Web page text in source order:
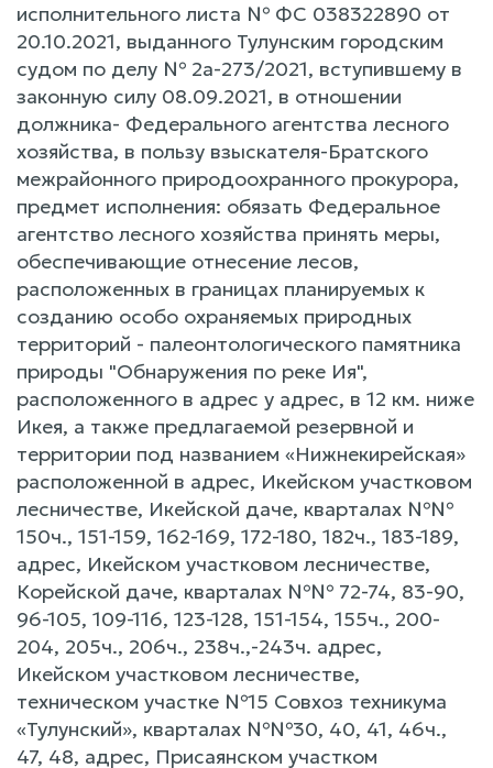
исполнительного листа № ФС 038322890 от
20.10.2021, выданного Тулунским городским
судом по делу № 2а-273/2021, вступившему в
законную силу 08.09.2021, в отношении
должника- Федерального агентства лесного
хозяйства, в пользу взыскателя-Братского
межрайонного природоохранного прокурора,
предмет исполнения: обязать Федеральное
агентство лесного хозяйства принять меры,
обеспечивающие отнесение лесов,
расположенных в границах планируемых к
созданию особо охраняемых природных
территорий - палеонтологического памятника
природы "Обнаружения по реке Ия",
расположенного в адрес у адрес, в 12 км. ниже
Икея, а также предлагаемой резервной и
территории под названием «Нижнекирейская»
расположенной в адрес, Икейском участковом
лесничестве, Икейской даче, кварталах №№
150ч., 151-159, 162-169, 172-180, 182ч., 183-189,
адрес, Икейском участковом лесничестве,
Корейской даче, кварталах №№ 72-74, 83-90,
96-105, 109-116, 123-128, 151-154, 155ч., 200-
204, 205ч., 206ч., 238ч.,-243ч. адрес,
Икейском участковом лесничестве,
техническом участке №15 Совхоз техникума
«Тулунский», кварталах №№30, 40, 41, 46ч.,
47, 48, адрес, Присаянском участком